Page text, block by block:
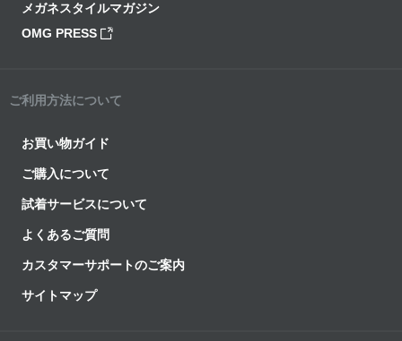
メガネスタイルマガジン
OMG PRESS
ご利用方法について
お買い物ガイド
ご購入について
試着サービスについて
よくあるご質問
カスタマーサポートのご案内
サイトマップ